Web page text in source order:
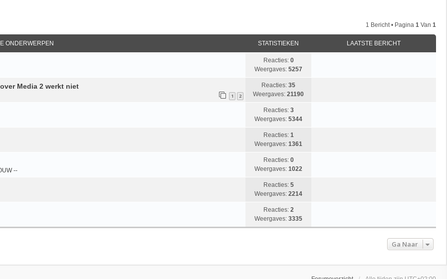
1 Bericht • Pagina 1 Van 1
ONDERWERPEN STATISTIEKEN LAATSTE BERICHT
Reacties: 0
Weergaves: 5257
Media 2 werkt niet
1 2
Reacties: 35
Weergaves: 21190
Reacties: 3
Weergaves: 5344
Reacties: 1
Weergaves: 1361
--
Reacties: 0
Weergaves: 1022
Reacties: 5
Weergaves: 2214
Reacties: 2
Weergaves: 3335
Ga Naar